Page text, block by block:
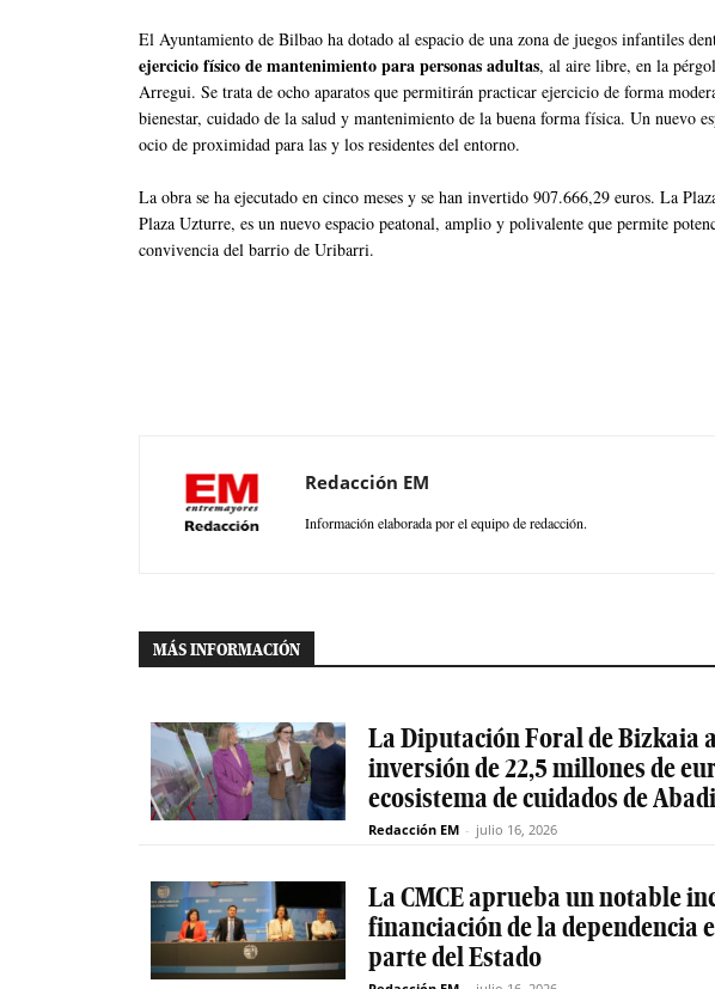
El Ayuntamiento de Bilbao ha dotado al espacio de una zona de juegos infantiles
ejercicio físico de mantenimiento para personas adultas, al aire libre, en la
Arregui. Se trata de ocho aparatos que permitirán practicar ejercicio de forma
bienestar, cuidado de la salud y mantenimiento de la buena forma física. Un nuevo
ocio de proximidad para las y los residentes del entorno.
La obra se ha ejecutado en cinco meses y se han invertido 907.666,29 euros. La
Plaza Uzturre, es un nuevo espacio peatonal, amplio y polivalente que permite
convivencia del barrio de Uribarri.
Redacción EM
Información elaborada por el equipo de redacción.
MÁS INFORMACIÓN
La Diputación Foral de Bizkaia
inversión de 22,5 millones de
ecosistema de cuidados de
Redacción EM - julio 16, 2026
La CMCE aprueba un notable
financiación de la dependencia
parte del Estado